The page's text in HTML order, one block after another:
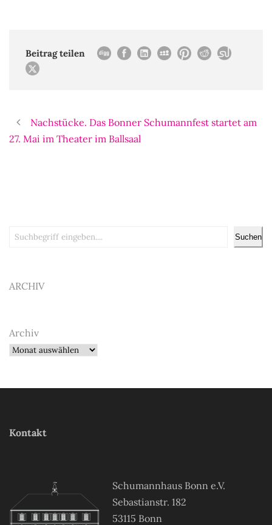
Beitrag teilen
Nachstücke. Das Bonner Schumannfest startet am
27. Mai im Theater im Ballsaal
Suchen Suchen
ARCHIV
Archiv
Kontakt
Schumannhaus Bonn e.V.
Sebastianstr. 182
53115 Bonn